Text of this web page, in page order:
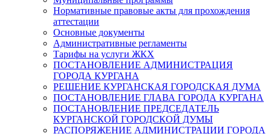
Нормативные правовые акты для прохождения
аттестации
Основные документы
Административные регламенты
Тарифы на услуги ЖКХ
ПОСТАНОВЛЕНИЕ АДМИНИСТРАЦИЯ
ГОРОДА КУРГАНА
РЕШЕНИЕ КУРГАНСКАЯ ГОРОДСКАЯ ДУМА
ПОСТАНОВЛЕНИЕ ГЛАВА ГОРОДА КУРГАНА
ПОСТАНОВЛЕНИЕ ПРЕДСЕДАТЕЛЬ
КУРГАНСКОЙ ГОРОДСКОЙ ДУМЫ
РАСПОРЯЖЕНИЕ АДМИНИСТРАЦИИ ГОРОДА